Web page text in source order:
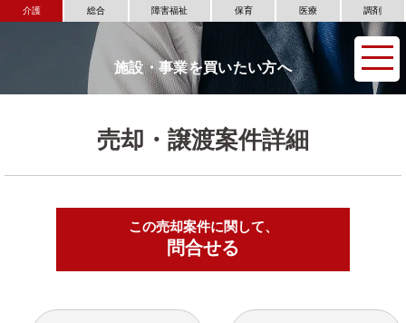
介護 総合 障害福祉 保育 医療 調剤
施設・事業を買いたい方へ
売却・譲渡案件詳細
この売却案件に関して、
問合せる